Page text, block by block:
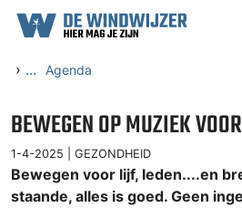
Ga naar content
› ... Agenda
BEWEGEN OP MUZIEK
1-4-2025 | GEZONDHEID
Bewegen voor lijf, leden....en
staande, alles is goed. Geen